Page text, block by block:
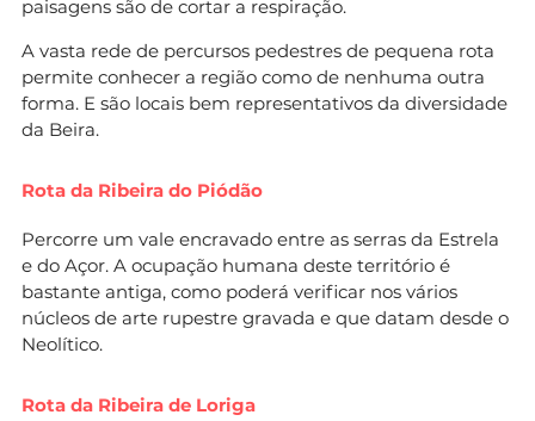
paisagens são de cortar a respiração.
A vasta rede de percursos pedestres de pequena rota
permite conhecer a região como de nenhuma outra
forma. E são locais bem representativos da diversidade
da Beira.
Rota da Ribeira do Piódão
Percorre um vale encravado entre as serras da Estrela
e do Açor. A ocupação humana deste território é
bastante antiga, como poderá verificar nos vários
núcleos de arte rupestre gravada e que datam desde o
Neolítico.
Rota da Ribeira de Loriga